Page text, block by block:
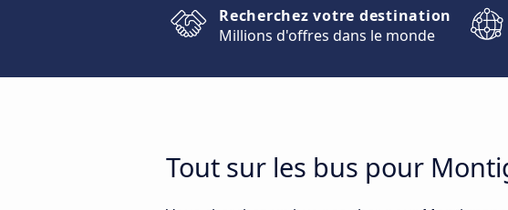
Recherchez votre destination
Millions d'offres dans le monde
Tout sur les bus pour